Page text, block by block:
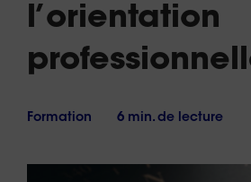
l’orientation
Formation 6 min. de lecture